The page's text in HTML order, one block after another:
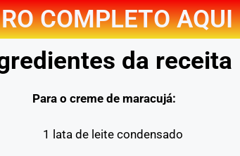
COMPLETO AQUI
da receita
Para o creme de maracujá:
1 lata de leite condensado